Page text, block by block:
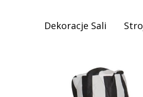
Dekoracje Sali